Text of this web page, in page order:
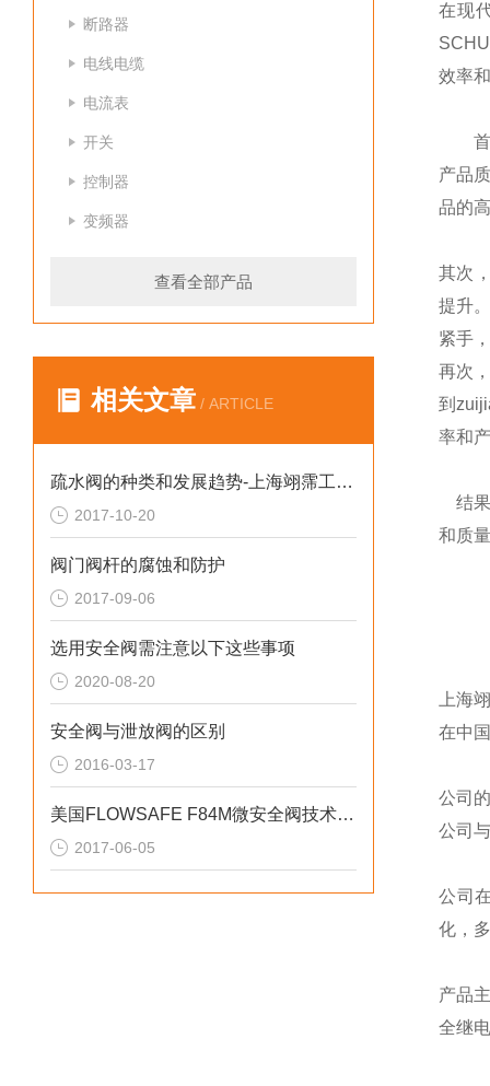
断路器
电线电缆
电流表
开关
控制器
变频器
查看全部产品
相关文章 / ARTICLE
疏水阀的种类和发展趋势-上海翊霈工业控制设备有限公司
2017-10-20
阀门阀杆的腐蚀和防护
2017-09-06
选用安全阀需注意以下这些事项
2020-08-20
安全阀与泄放阀的区别
2016-03-17
美国FLOWSAFE F84M微安全阀技术参数
2017-06-05
在现
效率
首先
产品
品的
其次
提升
紧手
再次
到
率和
结果
和质
上海
在中
公司
公司
公司
化，
产品
全继